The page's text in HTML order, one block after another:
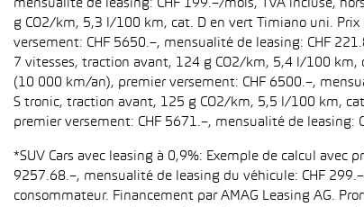
mensualité de leasing: CHF 199.–/mois, TVA incluse,
g CO2/km, 5,3 l/100 km, cat. D en vert Timiano uni.
versement: CHF 5650.–, mensualité de leasing: CHF
7 vitesses, traction avant, 124 g CO2/km, 5,4 l/100 km,
(10 000 km/an), premier versement: CHF 6500.–,
S tronic, traction avant, 125 g CO2/km, 5,5 l/100 km,
premier versement: CHF 5671.–, mensualité de leasing:
*SUV Cars avec leasing à 0,9%: Exemple de calcul
9257.68.–, mensualité de leasing du véhicule: CHF
consommateur. Financement par AMAG Leasing AG.